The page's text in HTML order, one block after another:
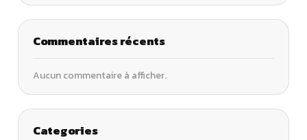
Commentaires récents
Aucun commentaire à afficher.
Categories